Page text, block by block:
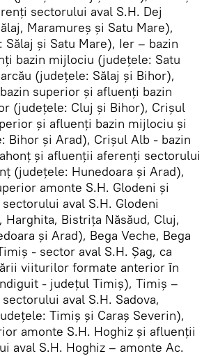
sectorului aval S.H. Dej
Maramureş şi Satu Mare),
Sălaj şi Satu Mare), Ier – bazin
bazin mijlociu (judeţele: Satu
(judeţele: Sălaj şi Bihor),
superior şi afluenţi bazin
(judeţele: Cluj şi Bihor), Crişul
şi afluenţi bazin mijlociu şi
Bihor şi Arad), Crişul Alb - bazin
şi afluenţii aferenţi sectorului
(judeţele: Hunedoara şi Arad),
amonte S.H. Glodeni şi
aval S.H. Glodeni
Bistriţa Năsăud, Cluj,
şi Arad), Bega Veche, Bega
- sector aval S.H. Şag, ca
viiturilor formate anterior ȋn
- judeţul Timiş), Timiş –
aval S.H. Sadova,
Timiş şi Caraş Severin),
amonte S.H. Hoghiz şi afluenţii
aval S.H. Hoghiz – amonte Ac.